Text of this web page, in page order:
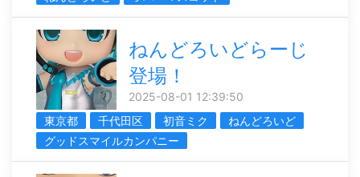
ねんどろいどらーじ
登場！
2025-08-01 12:39:50
東京都
千代田区 初音ミク
ねんどろいど
グッドスマイルカンパニー